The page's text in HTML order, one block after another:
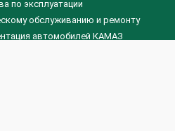
по эксплуатации
обслуживанию и ремонту
автомобилей КАМАЗ